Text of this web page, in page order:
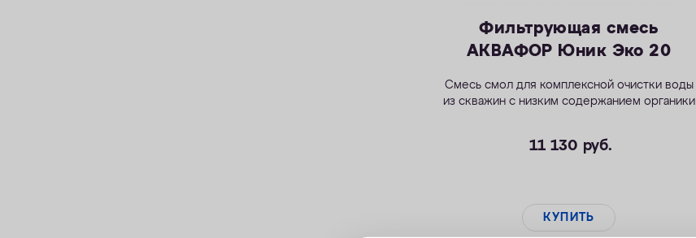
Фильтрующая смесь
АКВАФОР Юник Эко 20
Смесь смол для комплексной очистки воды
из скважин с низким содержанием органики
11 130 руб.
КУПИТЬ